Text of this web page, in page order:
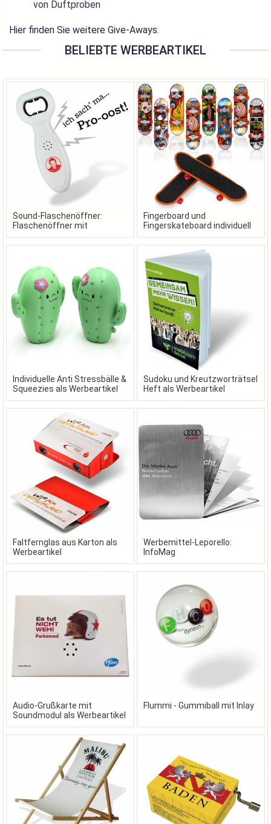
von Duftproben
Hier finden Sie weitere Give-Aways.
BELIEBTE WERBEARTIKEL
Sound-Flaschenöffner:
Flaschenöffner mit
Wunschsound als
Werbeartikel
Fingerboard und
Fingerskateboard individuell
gestaltet in Ihrem Design
Individuelle Anti Stressbälle &
Squeezies als Werbeartikel
Sudoku und Kreutzworträtsel
Heft als Werbeartikel
Faltfernglas aus Karton als
Werbeartikel
Werbemittel-Leporello:
InfoMag
Audio-Grußkarte mit
Soundmodul als Werbeartikel
Flummi - Gummiball mit Inlay